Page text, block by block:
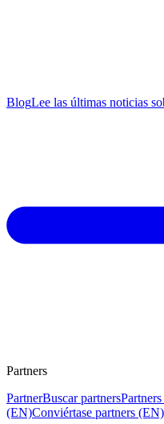
BlogLee las últimas noticias
Partners
PartnerBuscar partners
(EN)Conviértase partners (EN)